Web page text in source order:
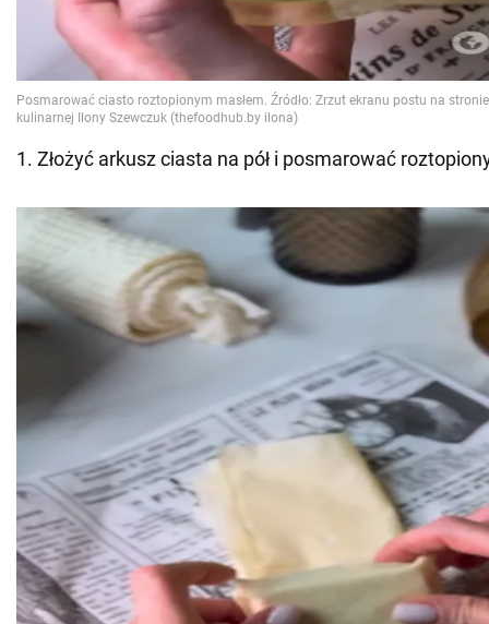
1. Złożyć arkusz ciasta na pół i posmarować